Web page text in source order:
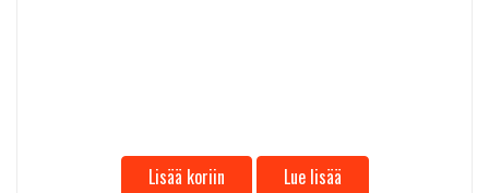
Lisää koriin Lue lisää